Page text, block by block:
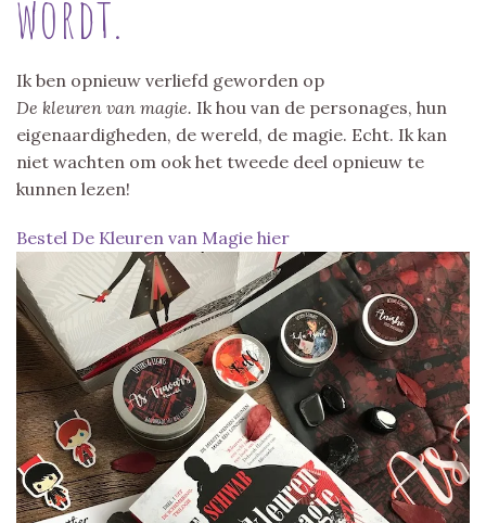
wordt.
Ik ben opnieuw verliefd geworden op
De kleuren van magie. Ik hou van de personages, hun
eigenaardigheden, de wereld, de magie. Echt. Ik kan
niet wachten om ook het tweede deel opnieuw te
kunnen lezen!
Bestel De Kleuren van Magie hier